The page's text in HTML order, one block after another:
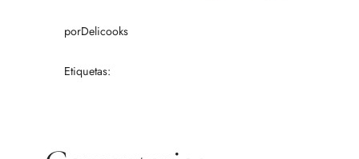
porDelicooks
Etiquetas: